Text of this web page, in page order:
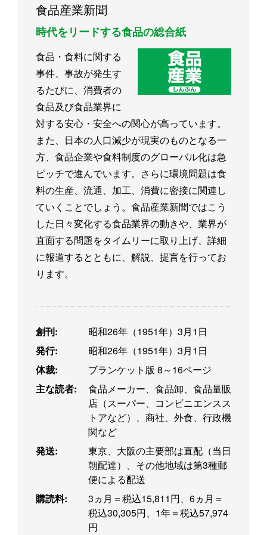
食品産業新聞
時代をリードする食品の総合紙
食品・食料に関する
事件、事故が発生す
るたびに、消費者の
食品及び食品業界に
対する安心・安全への関心が高っています。
また、日本の人口減少が現実のものとなる一
方、食品企業や食料制度のグローバル化は急
ピッチで進んでいます。さらに環境問題は食
料の生産、流通、加工、消費に密接に関連し
ていくことでしょう。食品産業新聞ではこう
した日々変化する食品業界の動きや、業界が
直面する問題をタイムリーに取り上げ、詳細
に報道するとともに、解説、提言を行ってお
ります。
創刊:
昭和26年（1951年）3月1日
発行:
昭和26年（1951年）3月1日
体裁:
ブランケット版 8～16ページ
主な読者:
食品メーカー、食品卸、食品量販
店（スーパー、コンビニエンスス
トアなど）、商社、外食、行政機
関など
発送:
東京、大阪の主要部は直配（当日
朝配達）、その他地域は第3種郵
便による配送
購読料:
3ヵ月＝税込15,811円、6ヵ月＝
税込30,305円、1年＝税込57,974
円